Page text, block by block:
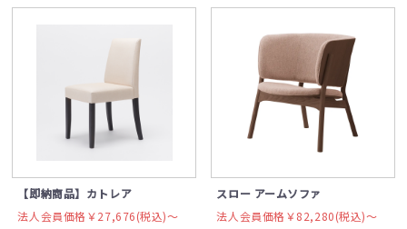
【即納商品】カトレア
法人会員価格￥27,676(税込)〜
スロー アームソファ
法人会員価格￥82,280(税込)〜